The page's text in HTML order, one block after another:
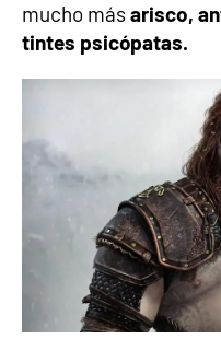
mucho másarisco,
tintes psicópatas.